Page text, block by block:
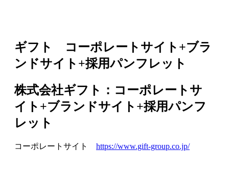
ギフト コーポレートサイト+ブラ
ンドサイト+採用パンフレット
株式会社ギフト：コーポレートサ
イト+ブランドサイト+採用パンフ
レット
コーポレートサイト https://www.gift-group.co.jp/